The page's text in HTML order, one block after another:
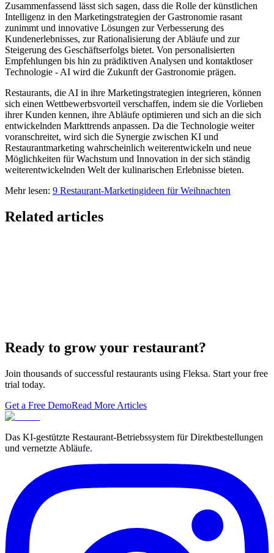
Zusammenfassend lässt sich sagen, dass die Rolle der künstlichen
Intelligenz in den Marketingstrategien der Gastronomie rasant
zunimmt und innovative Lösungen zur Verbesserung des
Kundenerlebnisses, zur Rationalisierung der Abläufe und zur
Steigerung des Geschäftserfolgs bietet. Von personalisierten
Empfehlungen bis hin zu prädiktiven Analysen und kontaktloser
Technologie - AI wird die Zukunft der Gastronomie prägen.
Restaurants, die AI in ihre Marketingstrategien integrieren, können
sich einen Wettbewerbsvorteil verschaffen, indem sie die Vorlieben
ihrer Kunden kennen, ihre Abläufe optimieren und sich an die sich
entwickelnden Markttrends anpassen. Da die Technologie weiter
voranschreitet, wird sich die Synergie zwischen KI und
Restaurantmarketing wahrscheinlich weiterentwickeln und neue
Möglichkeiten für Wachstum und Innovation in der sich ständig
weiterentwickelnden Welt der kulinarischen Erlebnisse bieten.
Mehr lesen: 9 Restaurant-Marketingideen für Weihnachten
Related articles
Ready to grow your restaurant?
Join thousands of successful restaurants using Fleksa. Start your free
trial today.
Get a Free DemoRead More Articles
Das KI-gestützte Restaurant-Betriebssystem für Direktbestellungen
und vernetzte Abläufe.